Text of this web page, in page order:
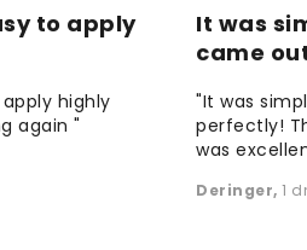
to apply
highly
again "
It was
came
"It was
perfectly!
was
Deringer, 1